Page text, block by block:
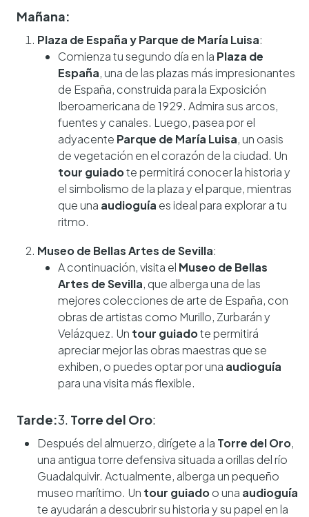
Mañana:
Plaza de España y Parque de María Luisa:
Comienza tu segundo día en la Plaza de
España, una de las plazas más impresionantes
de España, construida para la Exposición
Iberoamericana de 1929. Admira sus arcos,
fuentes y canales. Luego, pasea por el
adyacente Parque de María Luisa, un oasis
de vegetación en el corazón de la ciudad. Un
tour guiadote permitirá conocer la historia y
el simbolismo de la plaza y el parque, mientras
que una audioguía es ideal para explorar a tu
ritmo.
Museo de Bellas Artes de Sevilla:
A continuación, visita el Museo de Bellas
Artes de Sevilla, que alberga una de las
mejores colecciones de arte de España, con
obras de artistas como Murillo, Zurbarán y
Velázquez. Un tour guiadote permitirá
apreciar mejor las obras maestras que se
exhiben, o puedes optar por una audioguía
para una visita más flexible.
Tarde:3. Torre del Oro:
Después del almuerzo, dirígete a la Torre del Oro,
una antigua torre defensiva situada a orillas del río
Guadalquivir. Actualmente, alberga un pequeño
museo marítimo. Un tour guiadoo una audioguía
te ayudarán a descubrir su historia y su papel en la